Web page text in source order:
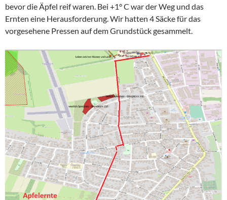
bevor die Äpfel reif waren. Bei +1° C war der Weg und das
Ernten eine Herausforderung. Wir hatten 4 Säcke für das
vorgesehene Pressen auf dem Grundstück gesammelt.